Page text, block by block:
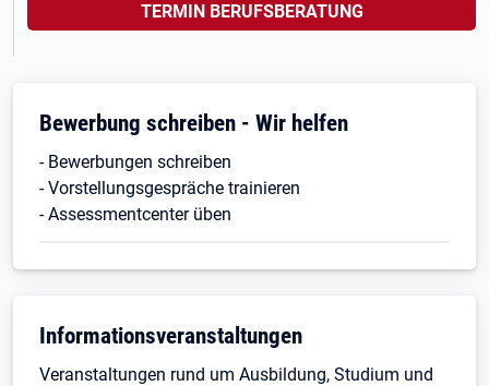
TERMIN BERUFSBERATUNG
Bewerbung schreiben - Wir helfen
- Bewerbungen schreiben
- Vorstellungsgespräche trainieren
- Assessmentcenter üben
Informationsveranstaltungen
Veranstaltungen rund um Ausbildung, Studium und